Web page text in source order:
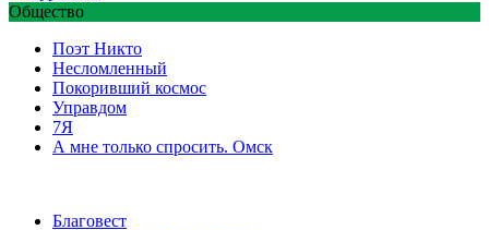
Общество
Поэт Никто
Несломленный
Покоривший космос
Управдом
7Я
А мне только спросить. Омск
Благовест